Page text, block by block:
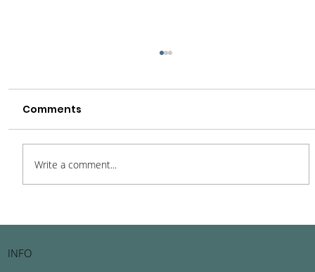
Comments
Write a comment...
INFO